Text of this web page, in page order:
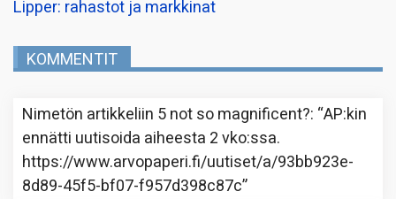
Lipper: rahastot ja markkinat
KOMMENTIT
Nimetön artikkeliin 5 not so magnificent?: “AP:kin
ennätti uutisoida aiheesta 2 vko:ssa.
https://www.arvopaperi.fi/uutiset/a/93bb923e-
8d89-45f5-bf07-f957d398c87c”